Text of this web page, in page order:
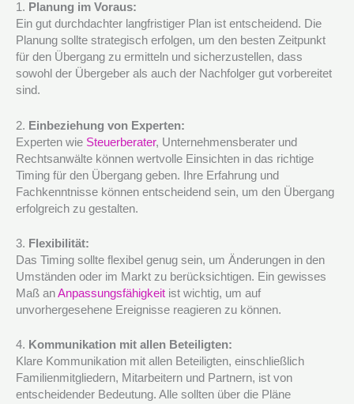
1. Planung im Voraus:
Ein gut durchdachter langfristiger Plan ist entscheidend. Die
Planung sollte strategisch erfolgen, um den besten Zeitpunkt
für den Übergang zu ermitteln und sicherzustellen, dass
sowohl der Übergeber als auch der Nachfolger gut vorbereitet
sind.
2. Einbeziehung von Experten:
Experten wie Steuerberater, Unternehmensberater und
Rechtsanwälte können wertvolle Einsichten in das richtige
Timing für den Übergang geben. Ihre Erfahrung und
Fachkenntnisse können entscheidend sein, um den Übergang
erfolgreich zu gestalten.
3. Flexibilität:
Das Timing sollte flexibel genug sein, um Änderungen in den
Umständen oder im Markt zu berücksichtigen. Ein gewisses
Maß anAnpassungsfähigkeit ist wichtig, um auf
unvorhergesehene Ereignisse reagieren zu können.
4. Kommunikation mit allen Beteiligten:
Klare Kommunikation mit allen Beteiligten, einschließlich
Familienmitgliedern, Mitarbeitern und Partnern, ist von
entscheidender Bedeutung. Alle sollten über die Pläne